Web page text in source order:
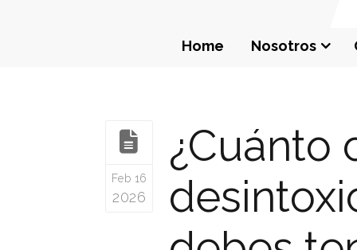
Home Nosotros
Feb 16
2026
¿Cuánto